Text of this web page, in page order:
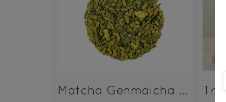
Matcha Genmaicha Bio